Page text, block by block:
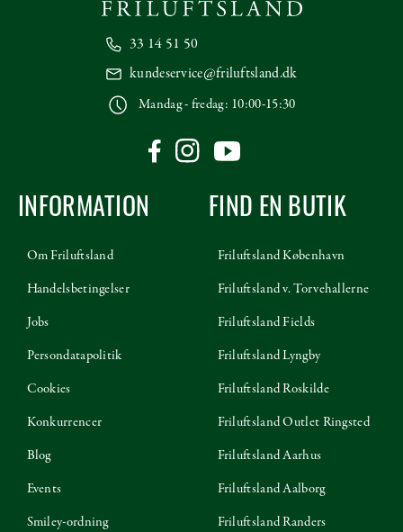
33 14 51 50
kundeservice@friluftsland.dk
Mandag - fredag: 10:00-15:30
INFORMATION
Om Friluftsland
Handelsbetingelser
Jobs
Persondatapolitik
Cookies
Konkurrencer
Blog
Events
Smiley-ordning
FIND EN BUTIK
Friluftsland København
Friluftsland v. Torvehallerne
Friluftsland Fields
Friluftsland Lyngby
Friluftsland Roskilde
Friluftsland Outlet Ringsted
Friluftsland Aarhus
Friluftsland Aalborg
Friluftsland Randers